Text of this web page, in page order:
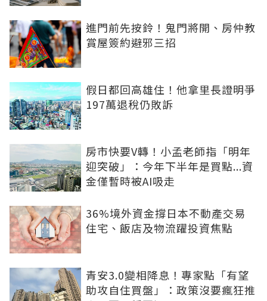
進門前先按鈴！鬼門將開、房仲教
賞屋簽約避邪三招
假日都回高雄住！他拿里長證明爭
197萬退稅仍敗訴
房市快要V轉！小孟老師指「明年
迎突破」：今年下半年是買點...資
金僅暫時被AI吸走
36%境外資金撐日本不動產交易
住宅、飯店及物流躍投資焦點
青安3.0變相降息！專家點「有望
助攻自住買盤」：政策沒要瘋狂推